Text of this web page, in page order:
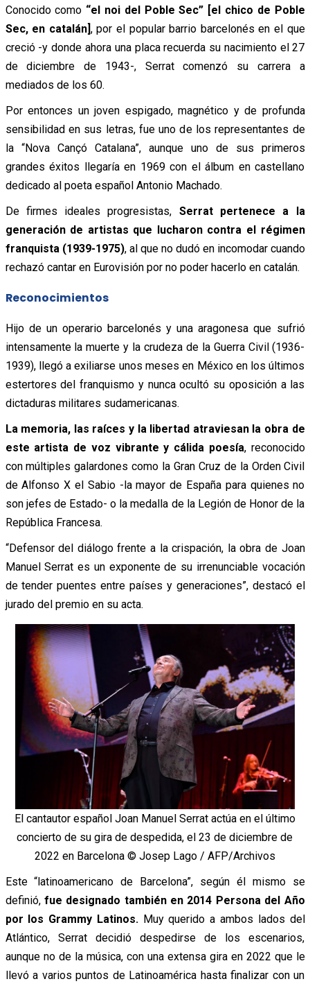
Conocido como “el noi del Poble Sec” [el chico de Poble
Sec, en catalán], por el popular barrio barcelonés en el que
creció -y donde ahora una placa recuerda su nacimiento el 27
de diciembre de 1943-, Serrat comenzó su carrera a
mediados de los 60.
Por entonces un joven espigado, magnético y de profunda
sensibilidad en sus letras, fue uno de los representantes de
la “Nova Cançó Catalana”, aunque uno de sus primeros
grandes éxitos llegaría en 1969 con el álbum en castellano
dedicado al poeta español Antonio Machado.
De firmes ideales progresistas, Serrat pertenece a la
generación de artistas que lucharon contra el régimen
franquista (1939-1975), al que no dudó en incomodar cuando
rechazó cantar en Eurovisión por no poder hacerlo en catalán.
Reconocimientos
Hijo de un operario barcelonés y una aragonesa que sufrió
intensamente la muerte y la crudeza de la Guerra Civil (1936-
1939), llegó a exiliarse unos meses en México en los últimos
estertores del franquismo y nunca ocultó su oposición a las
dictaduras militares sudamericanas.
La memoria, las raíces y la libertad atraviesan la obra de
este artista de voz vibrante y cálida poesía, reconocido
con múltiples galardones como la Gran Cruz de la Orden Civil
de Alfonso X el Sabio -la mayor de España para quienes no
son jefes de Estado- o la medalla de la Legión de Honor de la
República Francesa.
“Defensor del diálogo frente a la crispación, la obra de Joan
Manuel Serrat es un exponente de su irrenunciable vocación
de tender puentes entre países y generaciones”, destacó el
jurado del premio en su acta.
El cantautor español Joan Manuel Serrat actúa en el último
concierto de su gira de despedida, el 23 de diciembre de
2022 en Barcelona © Josep Lago / AFP/Archivos
Este “latinoamericano de Barcelona”, según él mismo se
definió, fue designado también en 2014 Persona del Año
por los Grammy Latinos.Muy querido a ambos lados del
Atlántico, Serrat decidió despedirse de los escenarios,
aunque no de la música, con una extensa gira en 2022 que le
llevó a varios puntos de Latinoamérica hasta finalizar con un